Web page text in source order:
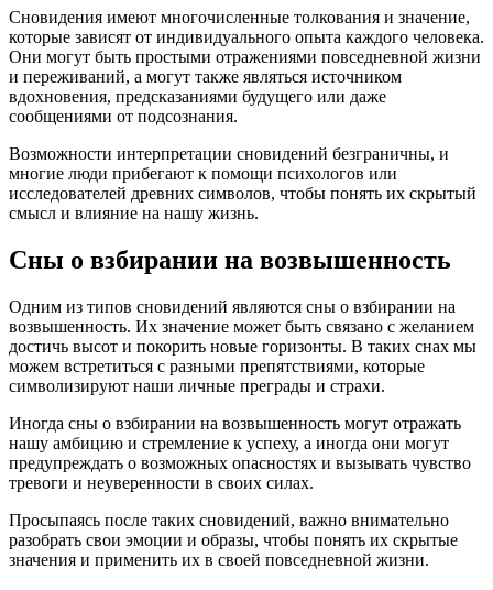
Сновидения имеют многочисленные толкования и значение,
которые зависят от индивидуального опыта каждого человека.
Они могут быть простыми отражениями повседневной жизни
и переживаний, а могут также являться источником
вдохновения, предсказаниями будущего или даже
сообщениями от подсознания.
Возможности интерпретации сновидений безграничны, и
многие люди прибегают к помощи психологов или
исследователей древних символов, чтобы понять их скрытый
смысл и влияние на нашу жизнь.
Сны о взбирании на возвышенность
Одним из типов сновидений являются сны о взбирании на
возвышенность. Их значение может быть связано с желанием
достичь высот и покорить новые горизонты. В таких снах мы
можем встретиться с разными препятствиями, которые
символизируют наши личные преграды и страхи.
Иногда сны о взбирании на возвышенность могут отражать
нашу амбицию и стремление к успеху, а иногда они могут
предупреждать о возможных опасностях и вызывать чувство
тревоги и неуверенности в своих силах.
Просыпаясь после таких сновидений, важно внимательно
разобрать свои эмоции и образы, чтобы понять их скрытые
значения и применить их в своей повседневной жизни.